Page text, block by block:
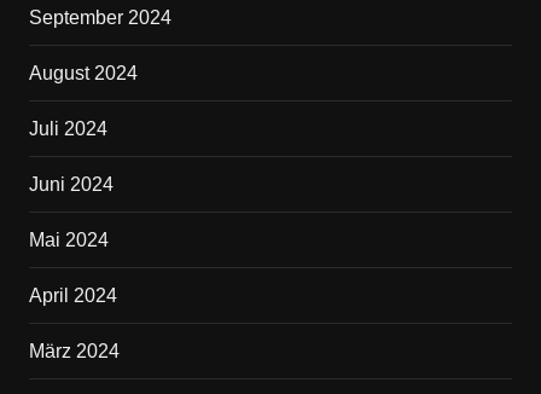
September 2024
August 2024
Juli 2024
Juni 2024
Mai 2024
April 2024
März 2024